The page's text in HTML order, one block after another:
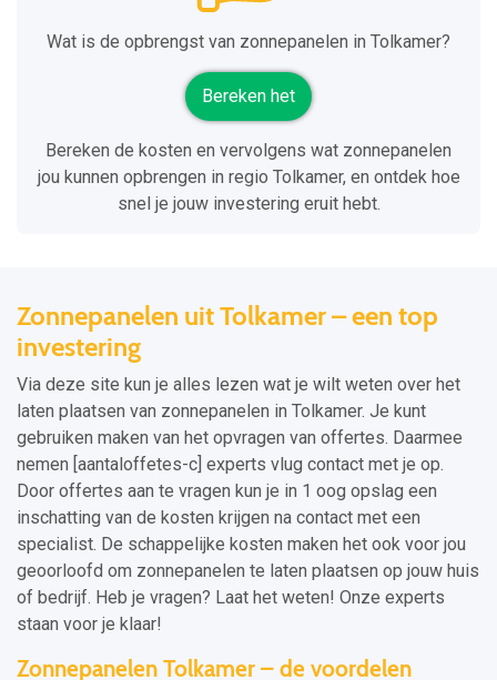
Wat is de opbrengst van zonnepanelen in Tolkamer?
Bereken het
Bereken de kosten en vervolgens wat zonnepanelen
jou kunnen opbrengen in regio Tolkamer, en ontdek hoe
snel je jouw investering eruit hebt.
Zonnepanelen uit Tolkamer – een top
investering
Via deze site kun je alles lezen wat je wilt weten over het
laten plaatsen van zonnepanelen in Tolkamer. Je kunt
gebruiken maken van het opvragen van offertes. Daarmee
nemen [aantaloffetes-c] experts vlug contact met je op.
Door offertes aan te vragen kun je in 1 oog opslag een
inschatting van de kosten krijgen na contact met een
specialist. De schappelijke kosten maken het ook voor jou
geoorloofd om zonnepanelen te laten plaatsen op jouw huis
of bedrijf. Heb je vragen? Laat het weten! Onze experts
staan voor je klaar!
Zonnepanelen Tolkamer – de voordelen